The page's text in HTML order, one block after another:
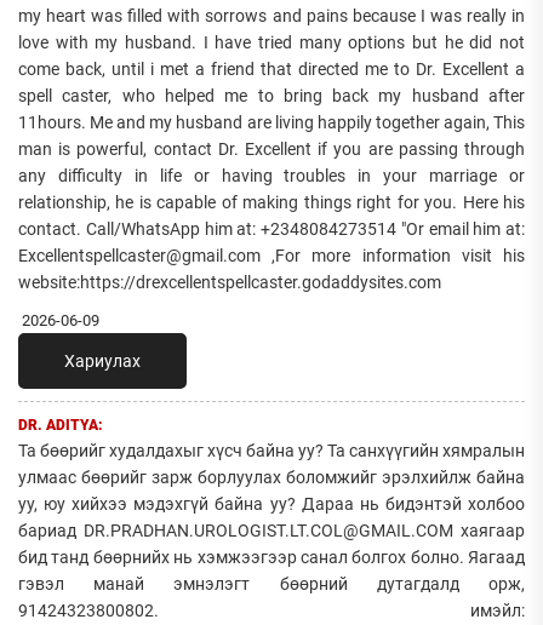
my heart was filled with sorrows and pains because I was really in
love with my husband. I have tried many options but he did not
come back, until i met a friend that directed me to Dr. Excellent a
spell caster, who helped me to bring back my husband after
11hours. Me and my husband are living happily together again, This
man is powerful, contact Dr. Excellent if you are passing through
any difficulty in life or having troubles in your marriage or
relationship, he is capable of making things right for you. Here his
contact. Call/WhatsApp him at: +2348084273514 "Or email him at:
Excellentspellcaster@gmail.com ,For more information visit his
website:https://drexcellentspellcaster.godaddysites.com
2026-06-09
Хариулах
DR. ADITYA:
Та бөөрийг худалдахыг хүсч байна уу? Та санхүүгийн хямралын
улмаас бөөрийг зарж борлуулах боломжийг эрэлхийлж байна
уу, юу хийхээ мэдэхгүй байна уу? Дараа нь бидэнтэй холбоо
бариад DR.PRADHAN.UROLOGIST.LT.COL@GMAIL.COM хаягаар
бид танд бөөрнийх нь хэмжээгээр санал болгох болно. Яагаад
гэвэл манай эмнэлэгт бөөрний дутагдалд орж,
91424323800802. имэйл: